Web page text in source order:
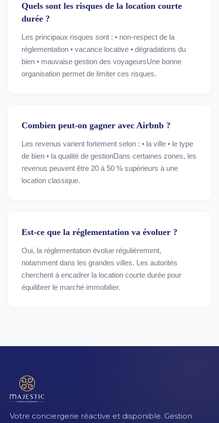
Quels sont les risques de la location courte
durée ?
Les principaux risques sont : • non-respect de la
réglementation • vacance locative • dégradations du
bien • mauvaise gestion des voyageursUne bonne
organisation permet de limiter ces risques.
Combien peut-on gagner avec Airbnb ?
Les revenus varient fortement selon : • la ville • le type
de bien • la qualité de gestionDans certaines zones, les
revenus peuvent être 20 à 50 % supérieurs à une
location classique.
Est-ce que la réglementation va évoluer ?
Oui, la réglementation évolue régulièrement,
notamment dans les grandes villes. Les autorités
cherchent à encadrer la location courte durée pour
équilibrer le marché immobilier.
Votre conciergerie réactive et disponible. Gestion